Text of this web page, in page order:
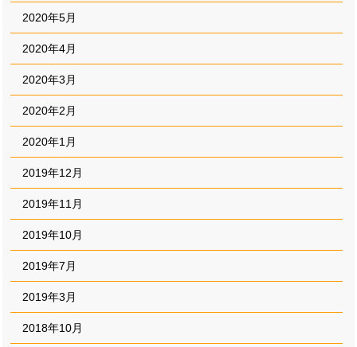
2020年5月
2020年4月
2020年3月
2020年2月
2020年1月
2019年12月
2019年11月
2019年10月
2019年7月
2019年3月
2018年10月